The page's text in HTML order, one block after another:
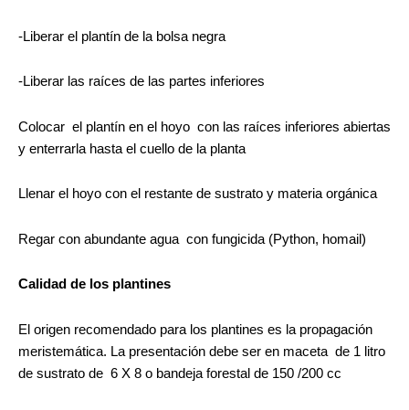
-Liberar el plantín de la bolsa negra
-Liberar las raíces de las partes inferiores
Colocar el plantín en el hoyo con las raíces inferiores abiertas
y enterrarla hasta el cuello de la planta
Llenar el hoyo con el restante de sustrato y materia orgánica
Regar con abundante agua con fungicida (Python, homail)
Calidad de los plantines
El origen recomendado para los plantines es la propagación
meristemática. La presentación debe ser en maceta de 1 litro
de sustrato de 6 X 8 o bandeja forestal de 150 /200 cc